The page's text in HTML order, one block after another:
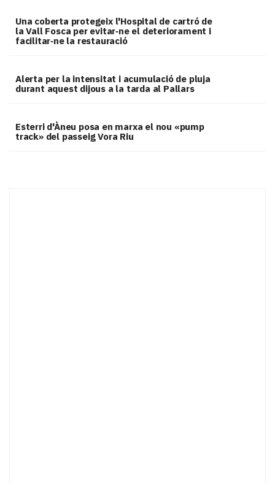
Una coberta protegeix l'Hospital de cartró de
la Vall Fosca per evitar‑ne el deteriorament i
facilitar‑ne la restauració
Alerta per la intensitat i acumulació de pluja
durant aquest dijous a la tarda al Pallars
Esterri d'Àneu posa en marxa el nou «pump
track» del passeig Vora Riu